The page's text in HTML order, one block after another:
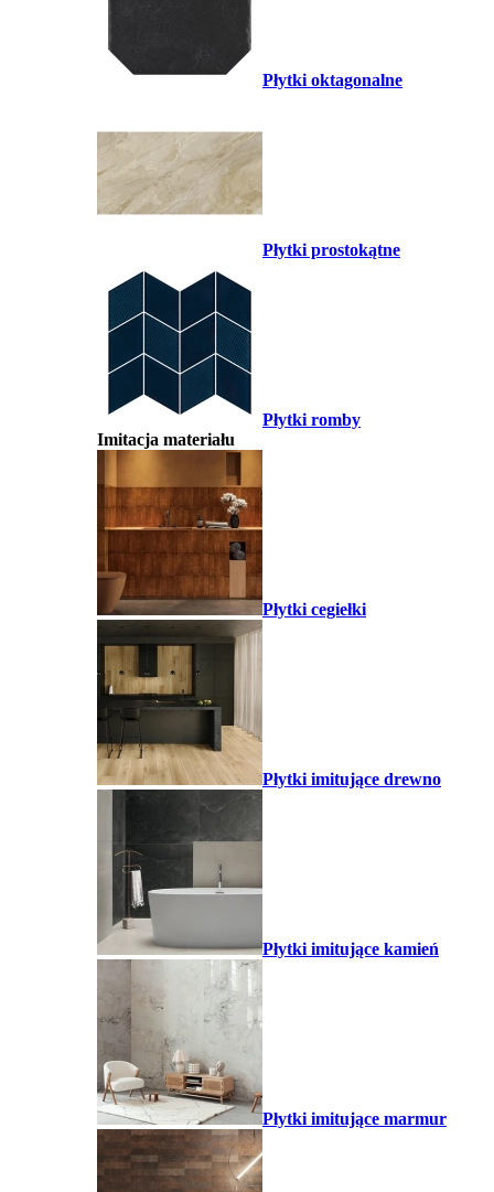
Płytki oktagonalne
Płytki prostokątne
Płytki romby
Imitacja materiału
Płytki cegiełki
Płytki imitujące drewno
Płytki imitujące kamień
Płytki imitujące marmur